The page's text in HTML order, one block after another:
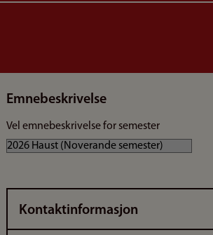
Emnebeskrivelse
Vel emnebeskrivelse for semester
Kontaktinformasjon